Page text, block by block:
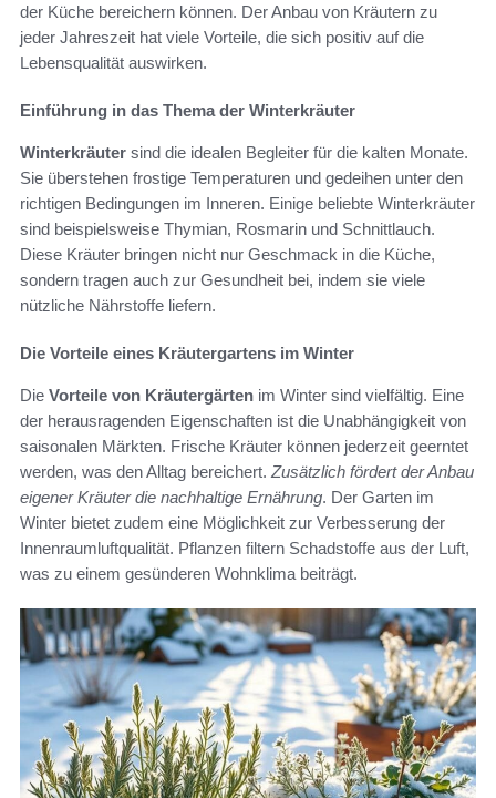
der Küche bereichern können. Der Anbau von Kräutern zu
jeder Jahreszeit hat viele Vorteile, die sich positiv auf die
Lebensqualität auswirken.
Einführung in das Thema der Winterkräuter
Winterkräuter sind die idealen Begleiter für die kalten Monate.
Sie überstehen frostige Temperaturen und gedeihen unter den
richtigen Bedingungen im Inneren. Einige beliebte Winterkräuter
sind beispielsweise Thymian, Rosmarin und Schnittlauch.
Diese Kräuter bringen nicht nur Geschmack in die Küche,
sondern tragen auch zur Gesundheit bei, indem sie viele
nützliche Nährstoffe liefern.
Die Vorteile eines Kräutergartens im Winter
Die Vorteile von Kräutergärten im Winter sind vielfältig. Eine
der herausragenden Eigenschaften ist die Unabhängigkeit von
saisonalen Märkten. Frische Kräuter können jederzeit geerntet
werden, was den Alltag bereichert. Zusätzlich fördert der Anbau
eigener Kräuter die nachhaltige Ernährung. Der Garten im
Winter bietet zudem eine Möglichkeit zur Verbesserung der
Innenraumluftqualität. Pflanzen filtern Schadstoffe aus der Luft,
was zu einem gesünderen Wohnklima beiträgt.